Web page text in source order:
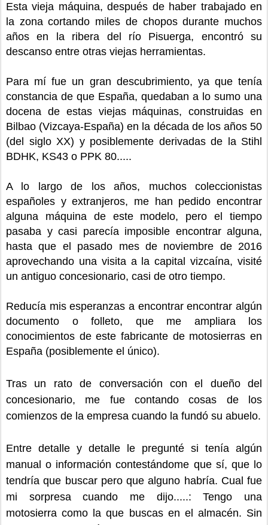
Esta vieja máquina, después de haber trabajado en
la zona cortando miles de chopos durante muchos
años en la ribera del río Pisuerga, encontró su
descanso entre otras viejas herramientas.
Para mí fue un gran descubrimiento, ya que tenía
constancia de que España, quedaban a lo sumo una
docena de estas viejas máquinas, construidas en
Bilbao (Vizcaya-España) en la década de los años 50
(del siglo XX) y posiblemente derivadas de la Stihl
BDHK, KS43 o PPK 80.....
A lo largo de los años, muchos coleccionistas
españoles y extranjeros, me han pedido encontrar
alguna máquina de este modelo, pero el tiempo
pasaba y casi parecía imposible encontrar alguna,
hasta que el pasado mesde noviembre de 2016
aprovechando una visita a la capital vizcaína, visité
un antiguo concesionario, casi de otro tiempo.
Reducía mis esperanzas a encontrar encontrar algún
documento o folleto, que me ampliara los
conocimientos de este fabricante de motosierras en
España (posiblemente el único).
Tras un rato de conversación con el dueño del
concesionario, me fue contando cosas de los
comienzos de la empresa cuando la fundó su abuelo.
Entre detalle y detalle le pregunté si tenía algún
manual o información contestándome que sí, que lo
tendría que buscar pero que alguno habría. Cual fue
mi sorpresa cuando me dijo.....: Tengo una
motosierra como la que buscas en el almacén. Sin